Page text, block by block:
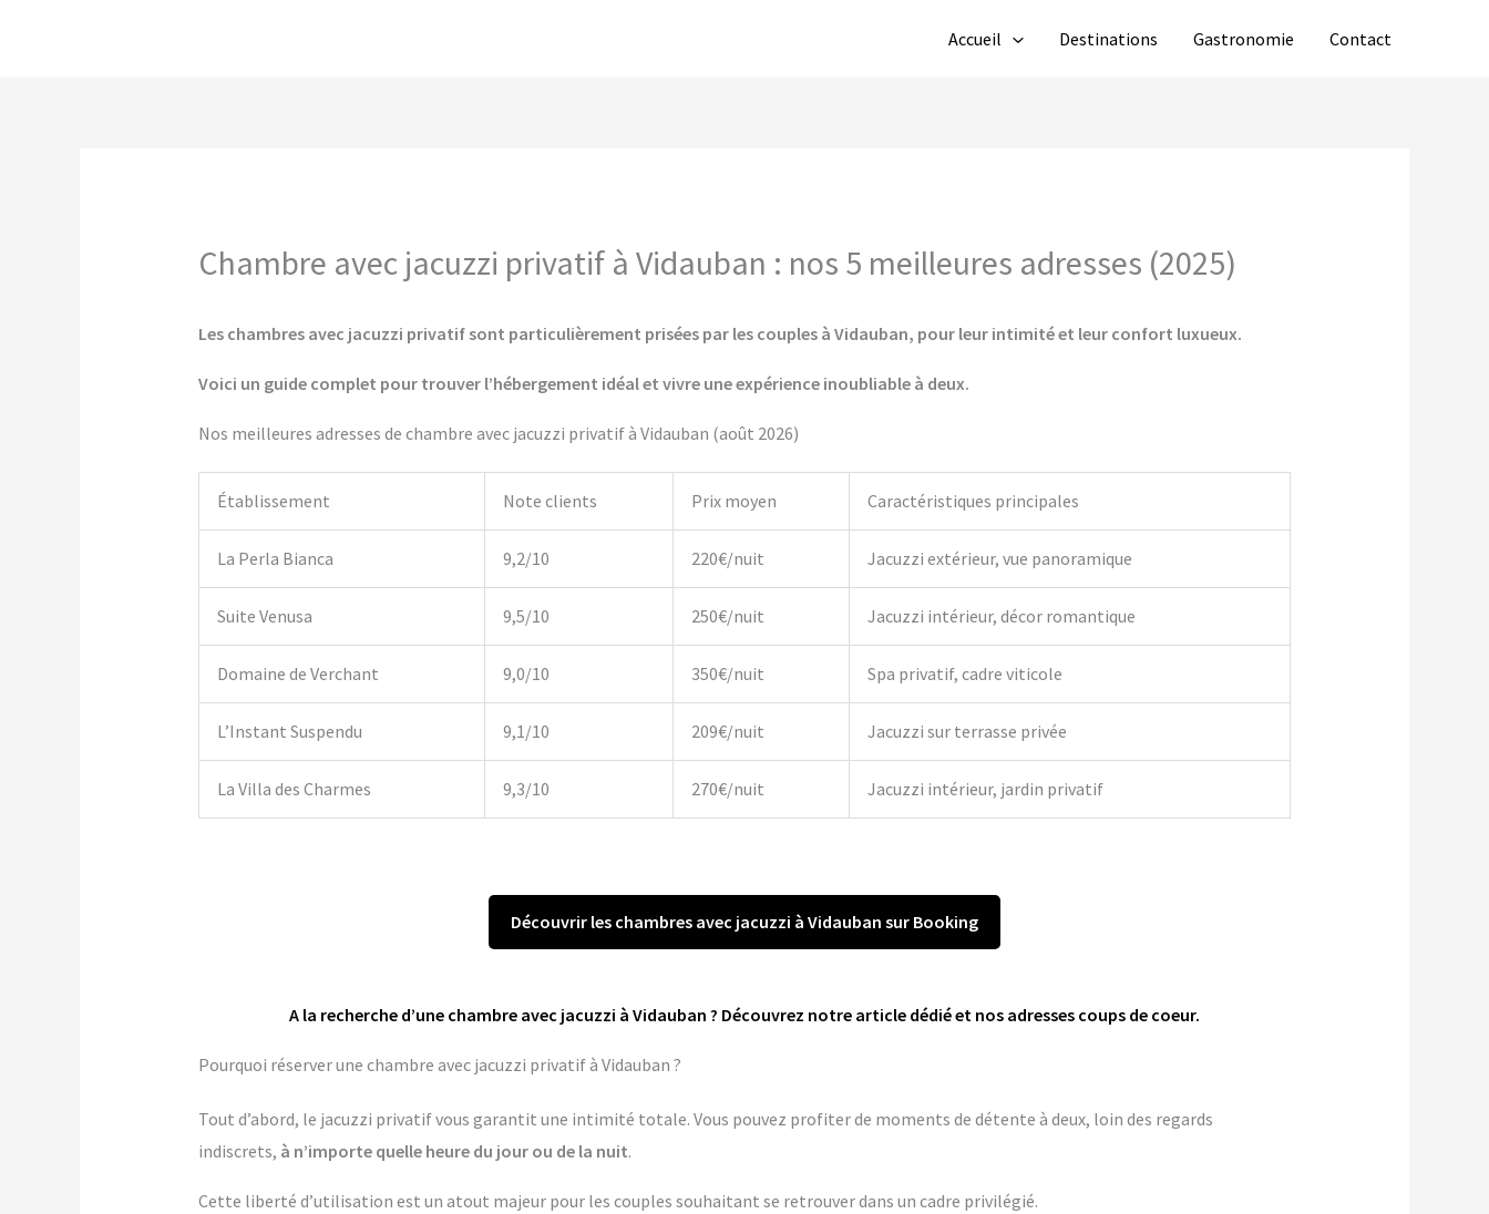
Accueil Destinations Gastronomie Contact
Chambre avec jacuzzi privatif à Vidauban : nos 5 meilleures adresses (2025)
Les chambres avec jacuzzi privatif sont particulièrement prisées par les couples à Vidauban, pour leur intimité et leur confort luxueux.
Voici un guide complet pour trouver l’hébergement idéal et vivre une expérience inoubliable à deux.
Nos meilleures adresses de chambre avec jacuzzi privatif à Vidauban (août 2026)
Établissement Note clients Prix moyen Caractéristiques principales
La Perla Bianca 9,2/10 220€/nuit Jacuzzi extérieur, vue panoramique
Suite Venusa 9,5/10 250€/nuit Jacuzzi intérieur, décor romantique
Domaine de Verchant 9,0/10 350€/nuit Spa privatif, cadre viticole
L’Instant Suspendu 9,1/10 209€/nuit Jacuzzi sur terrasse privée
La Villa des Charmes 9,3/10 270€/nuit Jacuzzi intérieur, jardin privatif
Découvrir les chambres avec jacuzzi à Vidauban sur Booking
A la recherche d’une chambre avec jacuzzi à Vidauban ? Découvrez notre article dédié et nos adresses coups de coeur.
Pourquoi réserver une chambre avec jacuzzi privatif à Vidauban ?
Tout d’abord, le jacuzzi privatif vous garantit une intimité totale. Vous pouvez profiter de moments de détente à deux, loin des regards
indiscrets, à n’importe quelle heure du jour ou de la nuit.
Cette liberté d’utilisation est un atout majeur pour les couples souhaitant se retrouver dans un cadre privilégié.